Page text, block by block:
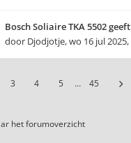
Bosch Soliaire TKA 5502
door Djodjotje,wo 16 jul 2025,
3 4 5 … 45
het forumoverzicht